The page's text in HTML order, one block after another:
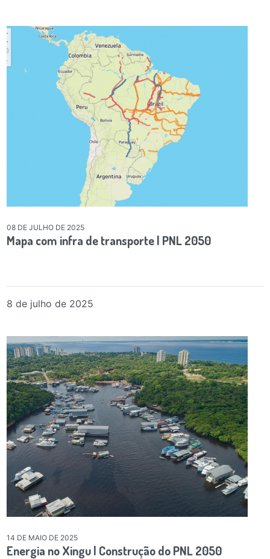
08 DE JULHO DE 2025
Mapa com infra de transporte | PNL 2050
8 de julho de 2025
14 DE MAIO DE 2025
Energia no Xingu | Construção do PNL 2050